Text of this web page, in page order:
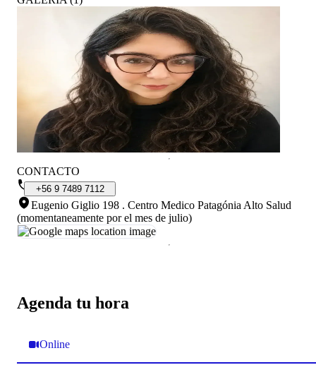
Agenda tu hora
Online
CONTACTO
+56 9 7489 7112
Eugenio Giglio 198 . Centro Medico Patagónia Alto Salud
(momentaneamente por el mes de julio)